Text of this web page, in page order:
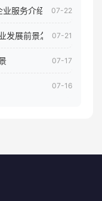
服务介绍 07-22
发展前景怎样07-21
07-17
07-16